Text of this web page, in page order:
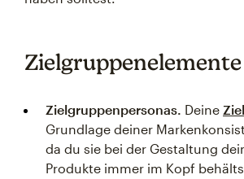
Zielgruppenelemente
Zielgruppenpersonas. Deine
Grundlage deiner
da du sie bei der Gestaltung
Produkte immer im Kopf